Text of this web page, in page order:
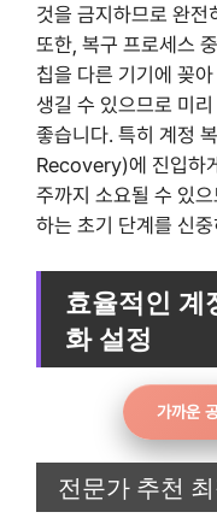
것을 금지하므로 완전
또한, 복구 프로세스
칩을 다른 기기에 꽂
생길 수 있으므로 미
좋습니다. 특히 계정
Recovery)에 진입하
주까지 소요될 수 있
하는 초기 단계를 신
효율적인 계
화 설정
가까운
전문가 추천